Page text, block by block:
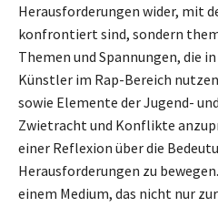
Herausforderungen wider, mit
konfrontiert sind, sondern
Themen und Spannungen, die
Künstler im Rap-Bereich
sowie Elemente der Jugend-
Zwietracht und Konflikte
einer Reflexion über die
Herausforderungen zu
einem Medium, das nicht nur